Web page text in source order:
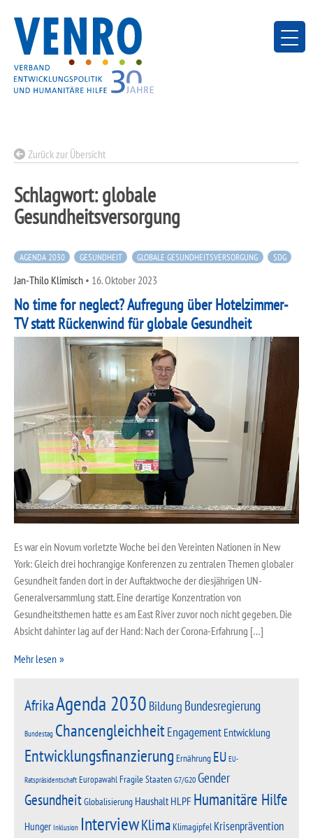
content
Zurück zur Übersicht
Schlagwort:globale
Gesundheitsversorgung
AGENDA 2030 GESUNDHEIT GLOBALE GESUNDHEITSVERSORGUNG SDG
Jan-Thilo Klimisch • 16. Oktober 2023
No time for neglect? Aufregung über Hotelzimmer-
TV statt Rückenwind für globale Gesundheit
Es war ein Novum vorletzte Woche bei den Vereinten Nationen in New
York: Gleich drei hochrangige Konferenzen zu zentralen Themen globaler
Gesundheit fanden dort in der Auftaktwoche der diesjährigen UN-
Generalversammlung statt. Eine derartige Konzentration von
Gesundheitsthemen hatte es am East River zuvor noch nicht gegeben. Die
Absicht dahinter lag auf der Hand: Nach der Corona-Erfahrung […]
Mehr lesen
AfrikaAgenda 2030 Bildung Bundesregierung
Bundestag ChancengleichheitEngagement Entwicklung
Entwicklungsfinanzierung Ernährung EU EU-
Ratspräsidentschaft EuropawahlFragile StaatenG7/G20Gender
GesundheitGlobalisierung HaushaltHLPF Humanitäre Hilfe
Hunger Inklusion InterviewKlimaKlimagipfel Krisenprävention